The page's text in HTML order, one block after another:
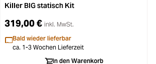
Killer BIG statisch Kit
319,00 € inkl. MwSt.
Bald wieder lieferbar
ca. 1-3 Wochen Lieferzeit
In den Warenkorb